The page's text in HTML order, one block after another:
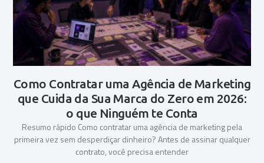
Como Contratar uma Agência de Marketing
que Cuida da Sua Marca do Zero em 2026:
o que Ninguém te Conta
Resumo rápido Como contratar uma agência de marketing pela
primeira vez sem desperdiçar dinheiro? Antes de assinar qualquer
contrato, você precisa entender